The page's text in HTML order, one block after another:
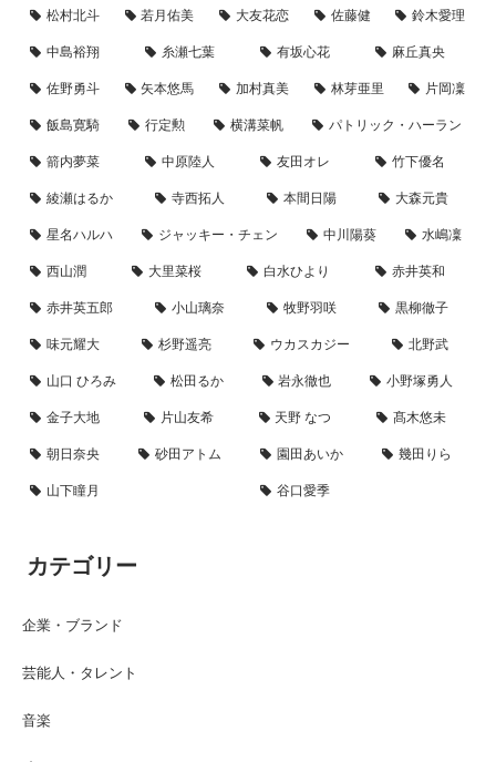
松村北斗
若月佑美 大友花恋 佐藤健
鈴木愛理
中島裕翔
糸瀬七葉 有坂心花
麻丘真央
佐野勇斗
矢本悠馬 加村真美 林芽亜里
片岡凜
飯島寛騎
行定勲 横溝菜帆
パトリック・ハーラン
箭内夢菜
中原陸人 友田オレ
竹下優名
綾瀬はるか
寺西拓人 本間日陽
大森元貴
星名ハルハ
ジャッキー・チェン 中川陽葵
水嶋凜
西山潤
大里菜桜 白水ひより
赤井英和
赤井英五郎
小山璃奈 牧野羽咲
黒柳徹子
味元耀大
杉野遥亮 ウカスカジー
北野武
山口 ひろみ
松田るか 岩永徹也
小野塚勇人
金子大地
片山友希 天野 なつ
髙木悠未
朝日奈央
砂田アトム 園田あいか
幾田りら
山下瞳月
谷口愛季
カテゴリー
企業・ブランド
芸能人・タレント
音楽